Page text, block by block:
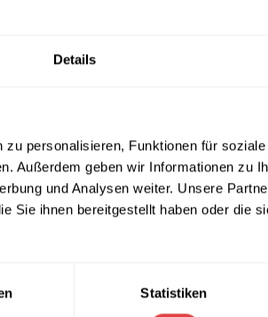
Details
personalisieren, Funktionen für
Außerdem geben wir Informationen zu
und Analysen weiter. Unsere
Sie ihnen bereitgestellt haben oder die
Statistiken
und Bartische. Seine klaren Linien
Die sanfte Olive Grün-Farbe
nahtlos einfügt. Der Hocker
Bars und moderne Cafés.
ermöglicht. Diese Eigenschaft macht
beliebt, wo oft eine flexible
hinweg erhalten und vor Abnutzung